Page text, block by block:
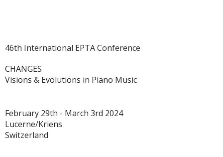
46th International EPTA Conference
CHANGES
Visions & Evolutions in Piano Music
February 29th - March 3rd 2024
Lucerne/Kriens
Switzerland